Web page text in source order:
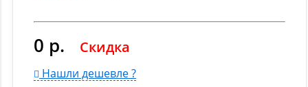
0 р. Скидка
Нашли дешевле ?